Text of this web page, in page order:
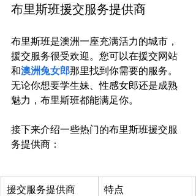
布里斯班援交服务提供商
布里斯班是澳洲一座充满活力的城市，
援交服务很受欢迎。您可以在援交网站
和澳洲兔女郎那里找到你需要的服务。
无论你想要学生妹、性感女郎还是成熟
魅力，布里斯班都能满足你。
接下来介绍一些热门的布里斯班援交服
援交服务提供商 特点